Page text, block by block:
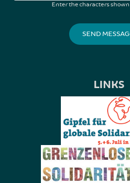
Enter the characters
LINKS